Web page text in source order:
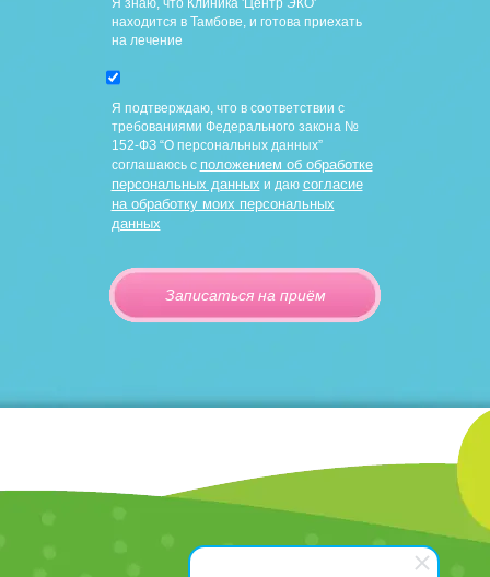
находится в Тамбове, и готова приехать
на лечение
Я подтверждаю, что в соответствии с
требованиями Федерального закона №
152-ФЗ “О персональных данных”
соглашаюсь с положением об обработке
персональных данных и даю согласие
на обработку моих персональных
данных